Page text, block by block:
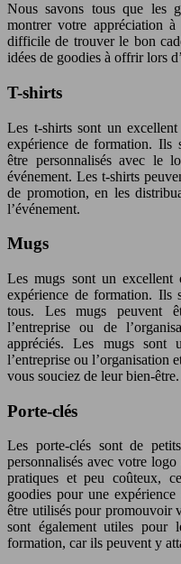
Nous savons tous que les
montrer votre appréciation
difficile de trouver le bon
idées de goodies à offrir lors
T-shirts
Les t-shirts sont un
expérience de formation. Ils
être personnalisés avec le
événement. Les t-shirts
de promotion, en les
l’événement.
Mugs
Les mugs sont un
expérience de formation. Ils
tous. Les mugs peuvent
l’entreprise ou de
appréciés. Les mugs sont
l’entreprise ou l’organisation
vous souciez de leur bien-être.
Porte-clés
Les porte-clés sont de
personnalisés avec votre
pratiques et peu coûteux,
goodies pour une
être utilisés pour promouvoir
sont également utiles pour
formation, car ils peuvent y